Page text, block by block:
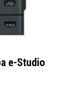
e-Studio